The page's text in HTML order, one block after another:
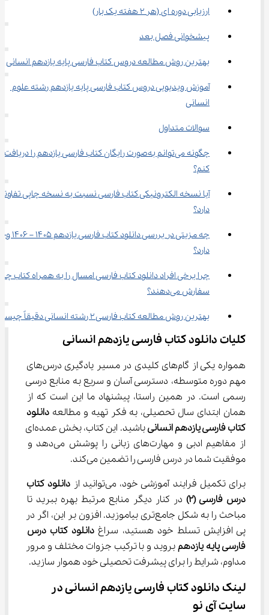
ارزیابی دوره ای (هر 2 هفته یک بار)
پیشخوانی فصل بعد
بهترین روش مطالعه دروس کتاب فارسی پایه یازدهم انسانی
آموزش ویدیویی دروس کتاب فارسی پایه یازدهم رشته علوم
انسانی
سوالات متداول
چگونه می‌توانم به‌صورت رایگان کتاب فارسی یازدهم را دریافت
کنم؟
آیا نسخه الکترونیکی کتاب فارسی نسبت به نسخه چاپی
دارد؟
چه مزیتی در بررسی دانلود
دارد؟
چرا برخی افراد دانلود کتاب فارسی امسال را به همراه کتاب
سفارش می‌دهند؟
بهترین روش مطالعه کتاب فارسی 2 رشته انسانی دقیقاً چیست؟
کلیات دانلود کتاب فارسی یازدهم انسانی
همواره یکی از گام‌های کلیدی در مسیر یادگیری درس‌های
مهم دوره متوسطه، دسترسی آسان و سریع به منابع درسی
رسمی است. در همین راستا، پیشنهاد ما این است که از
همان ابتدای سال تحصیلی، به فکر تهیه و مطالعه دانلود
کتاب فارسی یازدهم انسانی
باشید. این کتاب، بخش عمده‌ای
از مفاهیم ادبی و مهارت‌های زبانی را پوشش می‌دهد و
موفقیت شما در درس فارسی را تضمین می‌کند.
برای تکمیل فرایند آموزشی خود، می‌توانید از
دانلود کتاب
درس فارسی (2)
در کنار دیگر منابع مرتبط بهره ببرید تا
مباحث را به شکل جامع‌تری بیاموزید. افزون بر این، اگر در
پی افزایش تسلط خود هستید، سراغ دانلود کتاب درس
فارسی پایه یازدهم بروید و با ترکیب جزوات مختلف و مرور
مداوم، شرایط را برای پیشرفت تحصیلی خود هموار سازید.
لینک دانلود کتاب فارسی یازدهم انسانی در
سایت آی نو